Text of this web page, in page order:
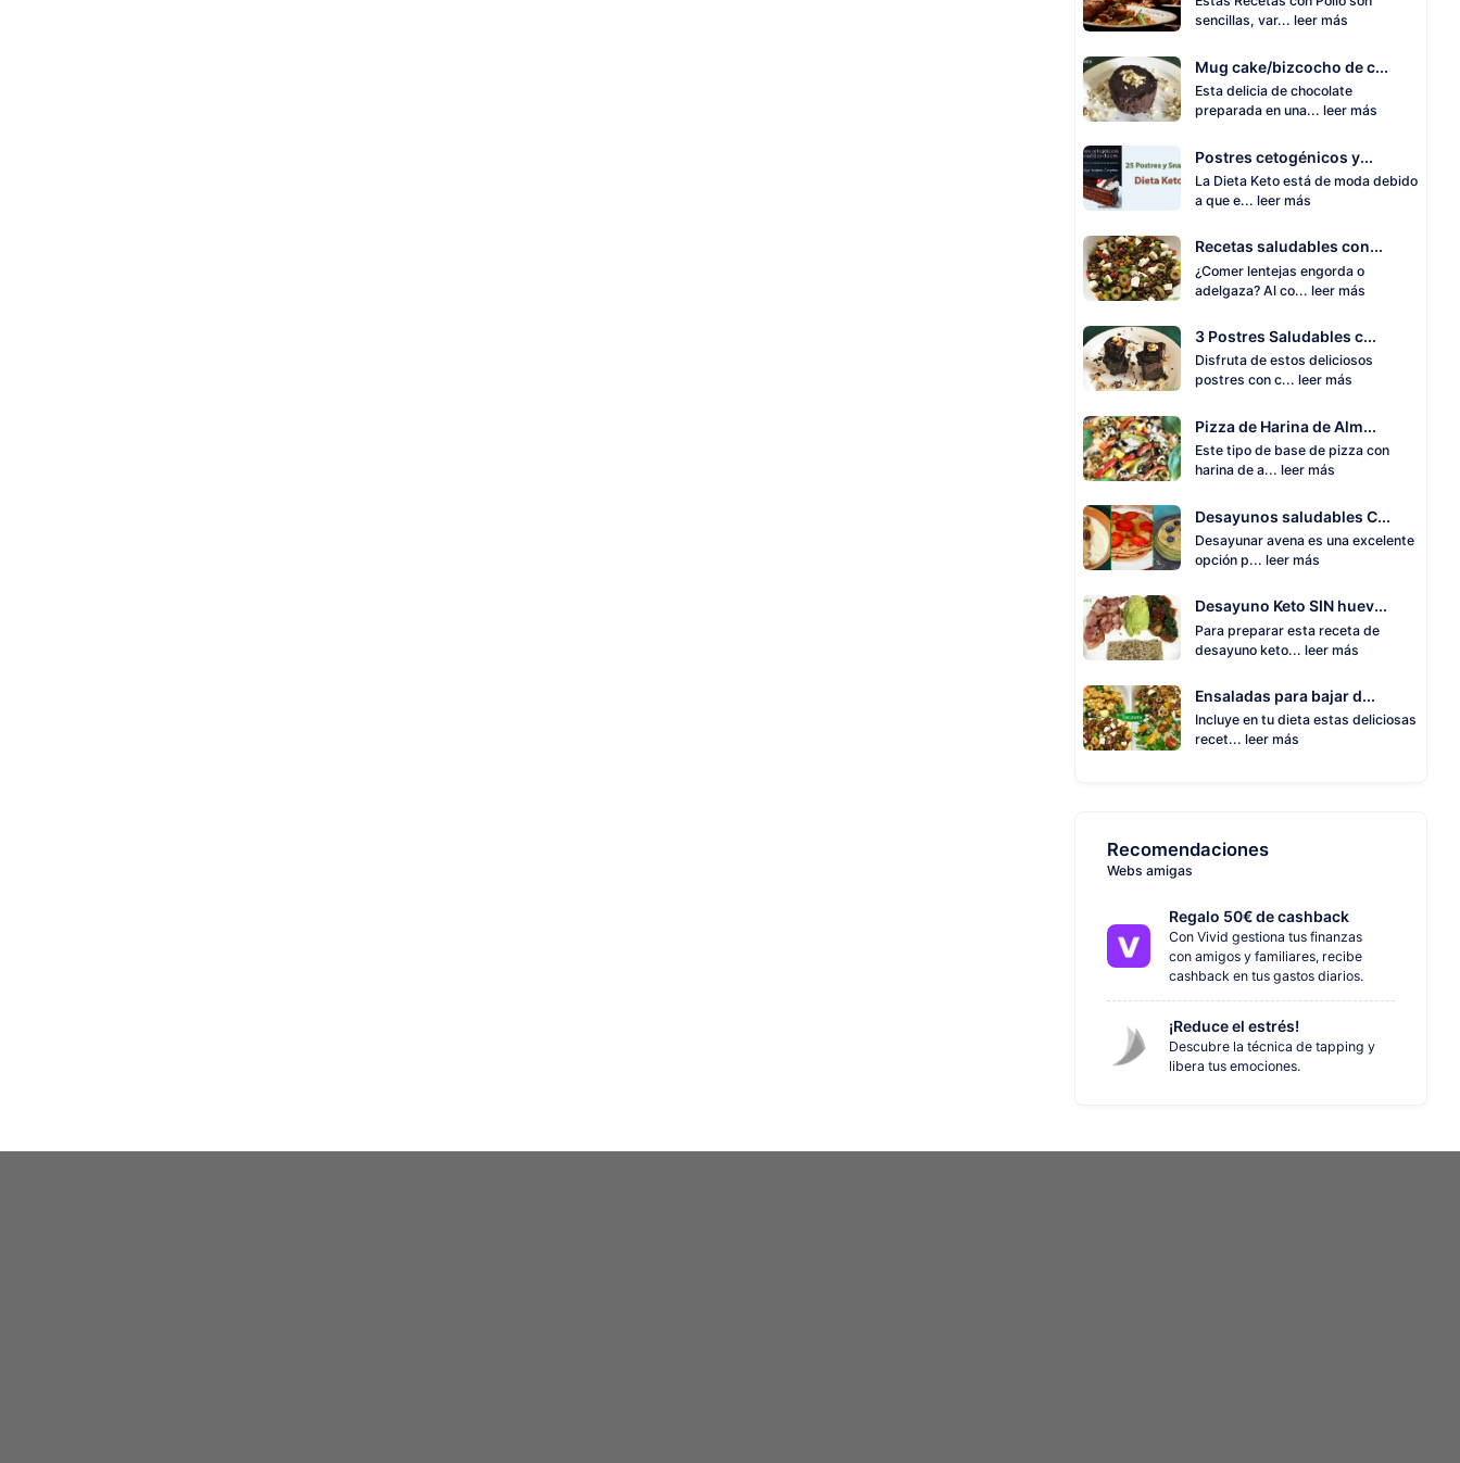
sencillas, var... leer más
Mug cake/bizcocho de c...
Esta delicia de chocolate
preparada en una... leer más
Postres cetogénicos y...
La Dieta Keto está de moda debido
a que e... leer más
Recetas saludables con...
¿Comer lentejas engorda o
adelgaza? Al co... leer más
3 Postres Saludables c...
Disfruta de estos deliciosos
postres con c... leer más
Pizza de Harina de Alm...
Este tipo de base de pizza con
harina de a... leer más
Desayunos saludables C...
Desayunar avena es una excelente
opción p... leer más
Desayuno Keto SIN huev...
Para preparar esta receta de
desayuno keto... leer más
Ensaladas para bajar d...
Incluye en tu dieta estas deliciosas
recet... leer más
Recomendaciones
Webs amigas
Regalo 50€ de cashback
Con Vivid gestiona tus finanzas
con amigos y familiares, recibe
cashback en tus gastos diarios.
¡Reduce el estrés!
Descubre la técnica de tapping y
libera tus emociones.